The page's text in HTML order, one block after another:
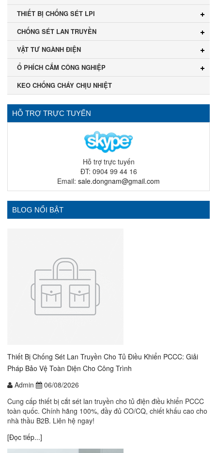
THIẾT BỊ CHỐNG SÉT LPI
CHỐNG SÉT LAN TRUYỀN
VẬT TƯ NGÀNH ĐIỆN
Ổ PHÍCH CẮM CÔNG NGHIỆP
KEO CHỐNG CHÁY CHỊU NHIỆT
HỖ TRỢ TRỰC TUYẾN
Hỗ trợ trực tuyến
ĐT: 0904 99 44 16
Email: sale.dongnam@gmail.com
BLOG NỔI BẬT
Thiết Bị Chống Sét Lan Truyền Cho Tủ Điều Khiển PCCC: Giải
Pháp Bảo Vệ Toàn Diện Cho Công Trình
Admin
06/08/2026
Cung cấp thiết bị cắt sét lan truyền cho tủ điện điều khiển PCCC
toàn quốc. Chính hãng 100%, đầy đủ CO/CQ, chiết khấu cao cho
nhà thầu B2B. Liên hệ ngay!
[Đọc tiếp...]